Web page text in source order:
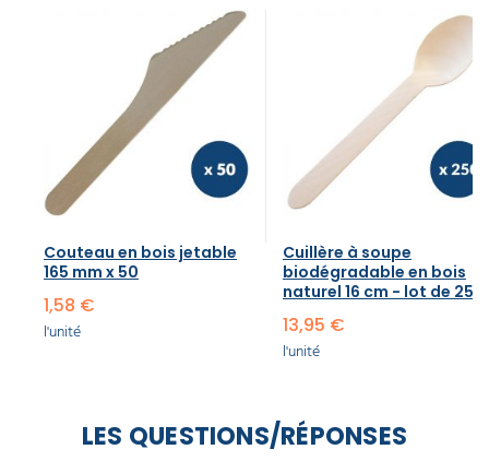
Couteau en bois jetable
165 mm x 50
1,58 €
l'unité
Cuillère à soupe
biodégradable en bois
naturel 16 cm - lot de 250
13,95 €
l'unité
LES QUESTIONS/RÉPONSES